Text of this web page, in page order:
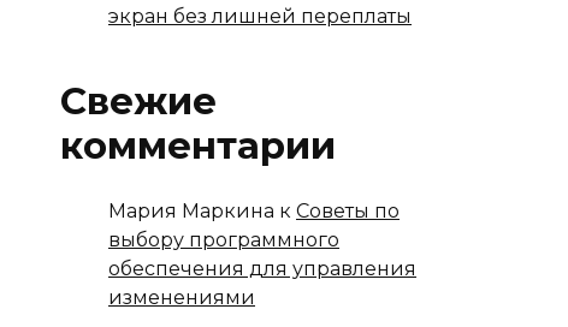
экран без лишней переплаты
Свежие
комментарии
Мария Маркина к Советы по
выбору программного
обеспечения для управления
изменениями